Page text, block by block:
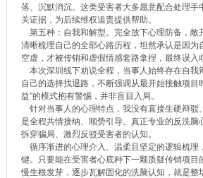
落、沉默消沉。这类受害者大多愿意配合处理手
关证据，为后续维权追责提供帮助。
第五种：自我和解型。完全放下心理防备，敞
清晰梳理自己的全部心路历程，坦然承认是因为
空虚，才被传销和虚假情感套路拿捏，最终误入
本次深圳线下劝说全程，当事人始终存在自我
自己的选择找退路，不断强调从最开始接触项目
益”的模式抱有警惕，并非盲目入局。
针对当事人的心理特点，我没有直接生硬辩驳
是全程共情接纳、顺势引导。真正专业的反洗脑
拆穿骗局、激烈反驳受害者的认知。
循序渐进的心理介入、温柔且坚定的逻辑梳理
键。只要能在受害者心底种下一颗质疑传销项目
慢生根发芽，逐步瓦解固化的洗脑认知，就是整